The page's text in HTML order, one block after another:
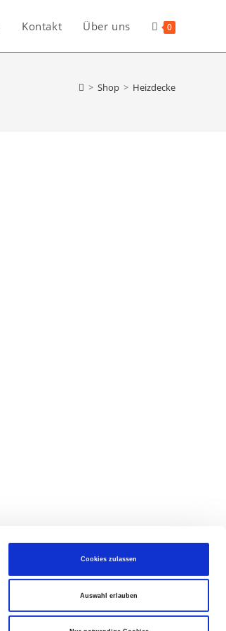
Cookies zulassen
Auswahl erlauben
Kontakt Über uns 0
> Shop > Heizdecke